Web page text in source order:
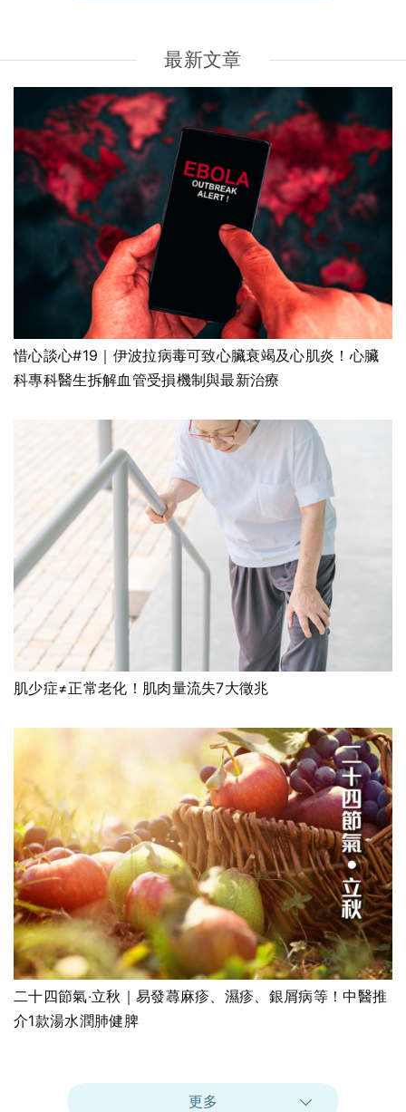
最新文章
惜心談心#19｜伊波拉病毒可致心臟衰竭及心肌炎！心臟
科專科醫生拆解血管受損機制與最新治療
肌少症≠正常老化！肌肉量流失7大徵兆
二十四節氣‧立秋｜易發蕁麻疹、濕疹、銀屑病等！中醫推
介1款湯水潤肺健脾
更多